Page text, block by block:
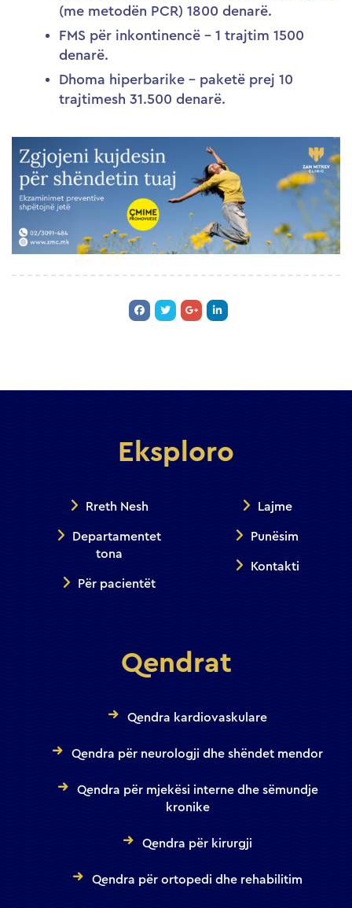
(me metodën PCR) 1800 denarë.
FMS për inkontinencë – 1 trajtim 1500
denarë.
Dhoma hiperbarike – paketë prej 10
trajtimesh 31.500 denarë.
Eksploro
Rreth Nesh
Departamentet
tona
Për pacientët
Lajme
Punësim
Kontakti
Qendrat
Qendra kardiovaskulare
Qendra për neurologji dhe shëndet mendor
Qendra për mjekësi interne dhe sëmundje
kronike
Qendra për kirurgji
Qendra për ortopedi dhe rehabilitim